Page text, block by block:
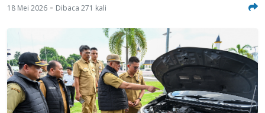
18 Mei 2026 - Dibaca 271 kali